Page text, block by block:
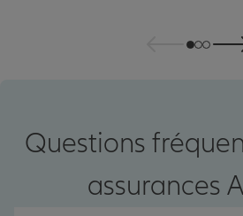
Questions
assurances